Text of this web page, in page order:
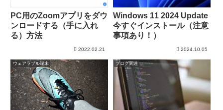
PC用のZoomアプリをダウ
ンロードする（手に入れ
る）方法
2022.02.21
Windows 11 2024 Update
今すぐインストール（注意
事項あり！）
2024.10.05
ウェアラブル端末 ブログ関連